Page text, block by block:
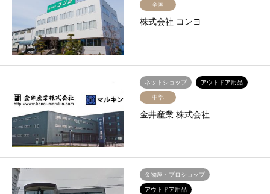
全国
株式会社 コンヨ
ネットショップ アウトドア用品
中部
金井産業 株式会社
金物屋・プロショップ
アウトドア用品